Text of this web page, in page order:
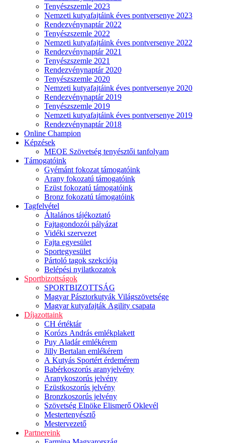
Tenyészszemle 2023
Nemzeti kutyafajtáink éves pontversenye 2023
Rendezvénynaptár 2022
Tenyészszemle 2022
Nemzeti kutyafajtáink éves pontversenye 2022
Rendezvénynaptár 2021
Tenyészszemle 2021
Rendezvénynaptár 2020
Tenyészszemle 2020
Nemzeti kutyafajtáink éves pontversenye 2020
Rendezvénynaptár 2019
Tenyészszemle 2019
Nemzeti kutyafajtáink éves pontversenye 2019
Rendezvénynaptár 2018
Online Champion
Képzések
MEOE Szövetség tenyésztői tanfolyam
Támogatóink
Gyémánt fokozat támogatóink
Arany fokozatú támogatóink
Ezüst fokozatú támogatóink
Bronz fokozatú támogatóink
Tagfelvétel
Általános tájékoztató
Fajtagondozói pályázat
Vidéki szervezet
Fajta egyesület
Sportegyesület
Pártoló tagok szekciója
Belépési nyilatkozatok
Sportbizottságok
SPORTBIZOTTSÁG
Magyar Pásztorkutyák Világszövetsége
Magyar kutyafajták Agility csapata
Díjazottaink
CH értéktár
Korózs András emlékplakett
Puy Aladár emlékérem
Jilly Bertalan emlékérem
A Kutyás Sportért érdemérem
Babérkoszorús aranyjelvény
Aranykoszorús jelvény
Ezüstkoszorús jelvény
Bronzkoszorús jelvény
Szövetség Elnöke Elismerő Oklevél
Mestertenyésztő
Mestervezető
Partnereink